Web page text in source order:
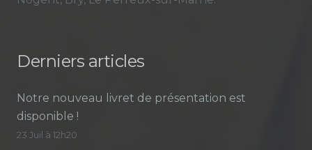
Derniers articles
Notre nouveau livret de présentation est
disponible !
23 Juil à 12h20